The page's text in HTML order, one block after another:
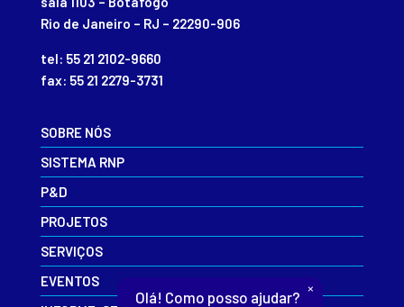
Rio de Janeiro – RJ – 22290-906
tel: 55 21 2102-9660
fax: 55 21 2279-3731
SOBRE NÓS
SISTEMA RNP
P&D
PROJETOS
SERVIÇOS
EVENTOS
Olá! Como posso ajudar?
×